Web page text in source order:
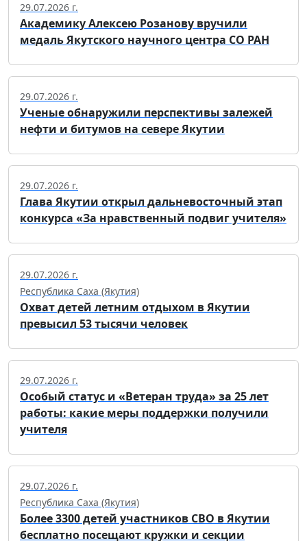
29.07.2026 г.
Академику Алексею Розанову вручили
медаль Якутского научного центра СО РАН
29.07.2026 г.
Ученые обнаружили перспективы залежей
нефти и битумов на севере Якутии
29.07.2026 г.
Глава Якутии открыл дальневосточный этап
конкурса «За нравственный подвиг учителя»
29.07.2026 г.
Республика Саха (Якутия)
Охват детей летним отдыхом в Якутии
превысил 53 тысячи человек
29.07.2026 г.
Особый статус и «Ветеран труда» за 25 лет
работы: какие меры поддержки получили
учителя
29.07.2026 г.
Республика Саха (Якутия)
Более 3300 детей участников СВО в Якутии
бесплатно посещают кружки и секции